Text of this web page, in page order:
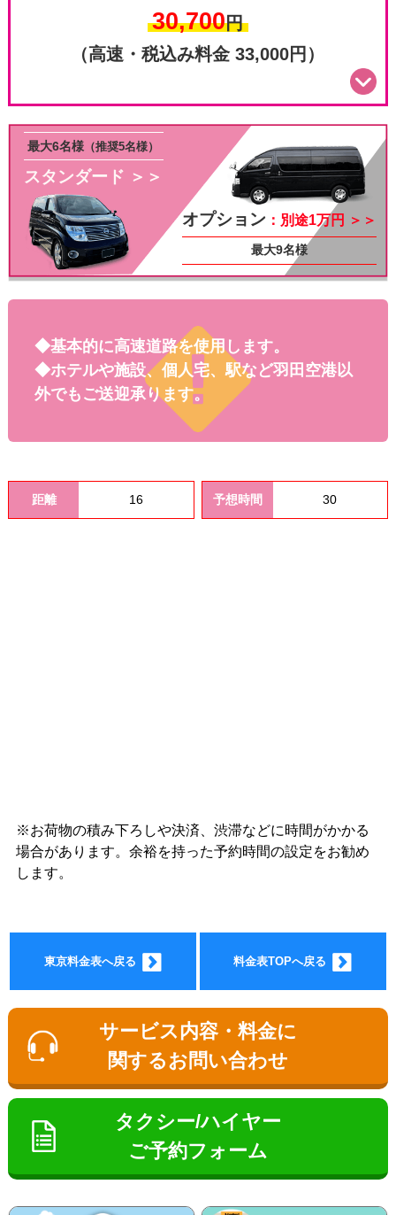
オプ
ショ
金
イン
30,700円
（高速・税込み料金 33,000円）
スタンダード ＞＞
最大6名様 （推奨5名様）
オプション ：別途1万円 ＞＞
最大9名様
◆基本的に高速道路を使用します。
◆ホテルや施設、個人宅、駅など羽田空港以
外でもご送迎承ります。
距離 16 予想時間 30
※お荷物の積み下ろしや決済、渋滞などに時間がかかる
場合があります。余裕を持った予約時間の設定をお勧め
します。
東京料金表へ戻る 料金表TOPへ戻る
サービス内容・料金に
関するお問い合わせ
タクシー/ハイヤー
ご予約フォーム